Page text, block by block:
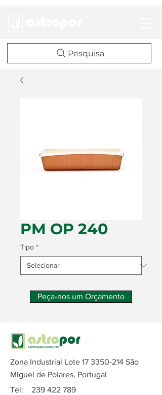
Pesquisa
PM OP 240
Tipo *
Peça-nos um Orçamento
Zona Industrial Lote 17 3350-214 São
Miguel de Poiares, Portugal
Tel: 239 422 789